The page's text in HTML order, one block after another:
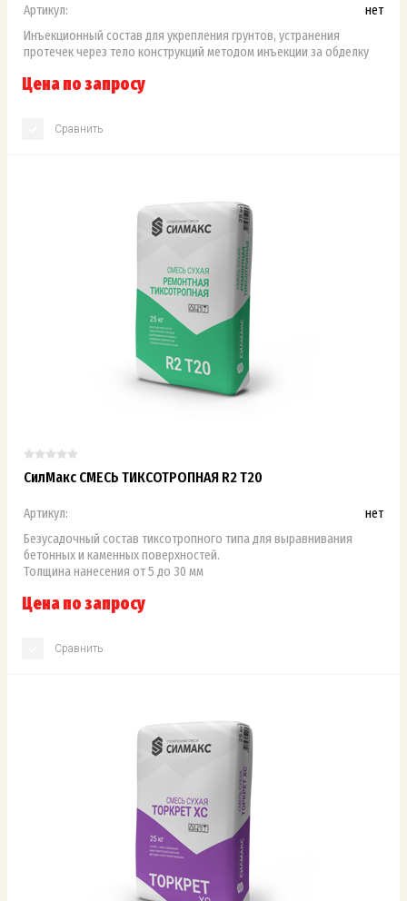
Артикул:
нет
Инъекционный состав для укрепления грунтов, устранения
протечек через тело конструкций методом инъекции за обделку
Цена по запросу
Сравнить
СилМакс СМЕСЬ ТИКСОТРОПНАЯ R2 Т20
Артикул:
нет
Безусадочный состав тиксотропного типа для выравнивания
бетонных и каменных поверхностей.
Толщина нанесения от 5 до 30 мм
Цена по запросу
Сравнить